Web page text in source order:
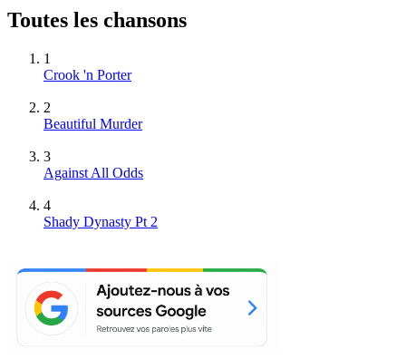
Toutes les chansons
1
Crook 'n Porter
2
Beautiful Murder
3
Against All Odds
4
Shady Dynasty Pt 2